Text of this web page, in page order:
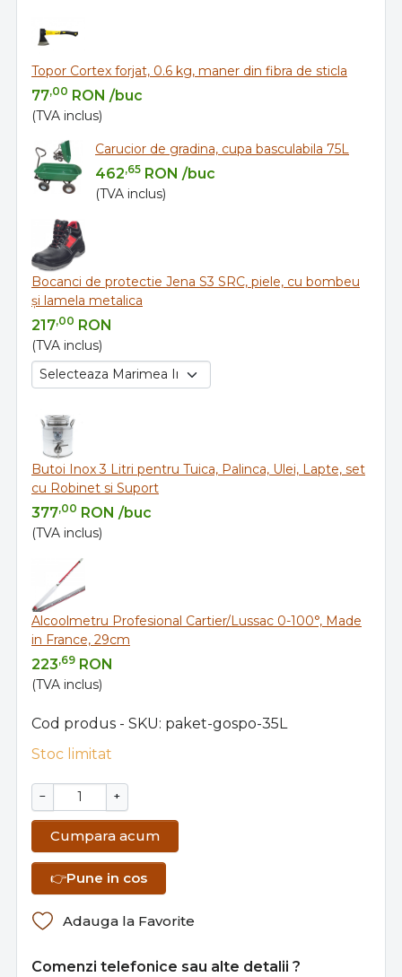
Topor Cortex forjat, 0.6 kg, maner din fibra de sticla
77,00 RON /buc
(TVA inclus)
Carucior de gradina, cupa basculabila 75L
462,65 RON /buc
(TVA inclus)
Bocanci de protectie Jena S3 SRC, piele, cu bombeu
și lamela metalica
217,00 RON
(TVA inclus)
Butoi Inox 3 Litri pentru Tuica, Palinca, Ulei, Lapte, set
cu Robinet si Suport
377,00 RON /buc
(TVA inclus)
Alcoolmetru Profesional Cartier/Lussac 0-100°, Made
in France, 29cm
223,69 RON
(TVA inclus)
Cod produs - SKU paket-gospo-35L
Stoc limitat
− +
Cumpara acum
👉Pune in cos
Adauga la Favorite
Comenzi telefonice sau alte detalii ?